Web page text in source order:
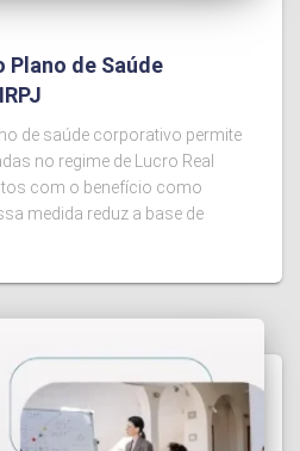
Plano de Saúde
de saúde corporativo permite
no regime de Lucro Real
com o benefício como
medida reduz a base de